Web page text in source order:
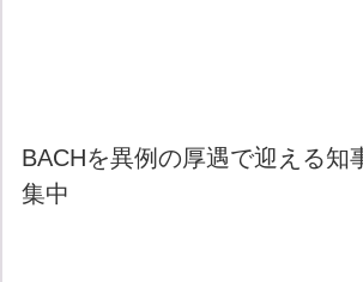
BACHを異例の厚遇で迎える知
集中